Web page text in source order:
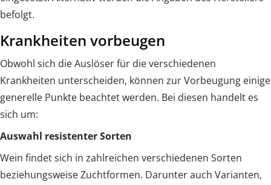
befolgt.
Krankheiten vorbeugen
Obwohl sich die Auslöser für die verschiedenen
Krankheiten unterscheiden, können zur Vorbeugung einige
generelle Punkte beachtet werden. Bei diesen handelt es
sich um:
Auswahl resistenter Sorten
Wein findet sich in zahlreichen verschiedenen Sorten
beziehungsweise Zuchtformen. Darunter auch Varianten,